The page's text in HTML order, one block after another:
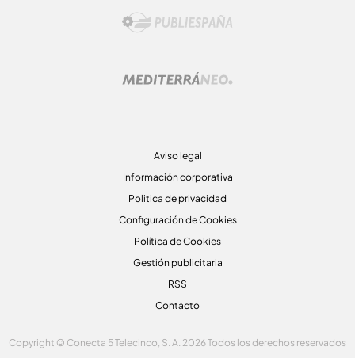
Aviso legal
Información corporativa
Politica de privacidad
Configuración de Cookies
Política de Cookies
Gestión publicitaria
RSS
Contacto
Copyright © Conecta 5 Telecinco, S. A. 2026 Todos los derechos reservados